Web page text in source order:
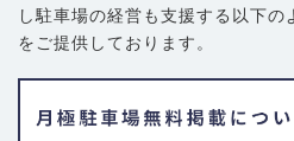
し駐車場の経営も支援する以下の
をご提供しております。